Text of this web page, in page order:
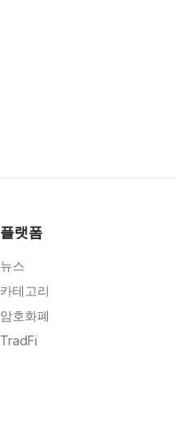
플랫폼
뉴스
카테고리
암호화폐
TradFi